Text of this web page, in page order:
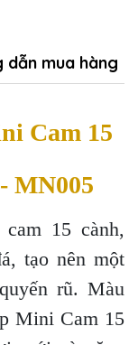
dẫn mua hàng
Cam 15
MN005
15 cành,
tạo nên một
rũ. Màu
Mini Cam 15